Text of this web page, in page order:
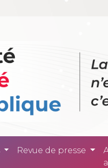
Revue de presse